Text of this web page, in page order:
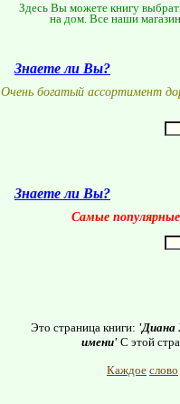
Здесь Вы можете книгу
на дом. Все наши
Знаете ли Вы?
Очень богатый ассортимент
Знаете ли Вы?
Самые
Это страница книги: 'Диана
имени'С этой
Каждое слово